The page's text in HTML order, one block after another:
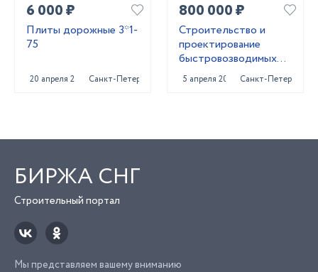
6 000 ₽
Плиты дорожные 3*1-
75
20 апреля 2023 Санкт-Петербург
800 000 ₽
Строительство и
проектирование
быстровозводимых
зданий для бизнеса
5 апреля 2024 Санкт-Петербург
БИРЖА СНГ
Строительный портал
Мы представляем вашему вниманию